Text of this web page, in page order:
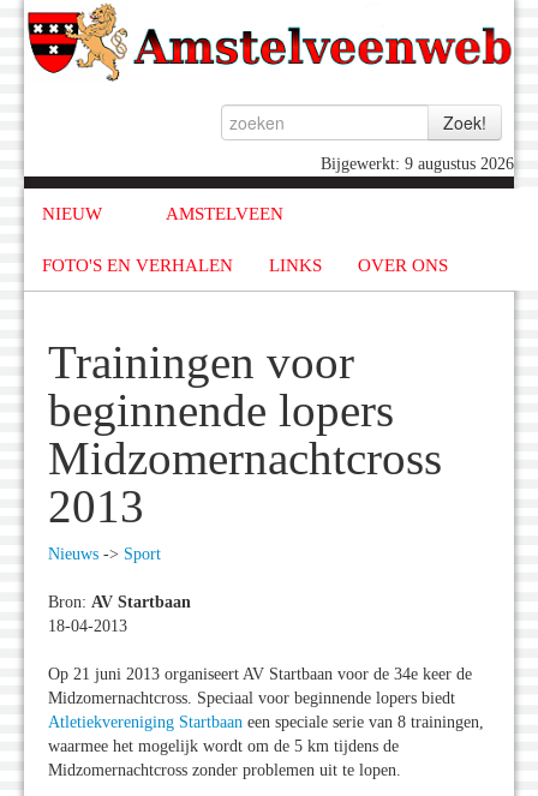
Bijgewerkt: 9 augustus 2026
NIEUW AMSTELVEEN
FOTO'S EN VERHALEN LINKS OVER ONS
Trainingen voor
beginnende lopers
Midzomernachtcross
2013
Nieuws -> Sport
Bron: AV Startbaan
18-04-2013
Op 21 juni 2013 organiseert AV Startbaan voor de 34e keer de
Midzomernachtcross. Speciaal voor beginnende lopers biedt
Atletiekvereniging Startbaan een speciale serie van 8 trainingen,
waarmee het mogelijk wordt om de 5 km tijdens de
Midzomernachtcross zonder problemen uit te lopen.